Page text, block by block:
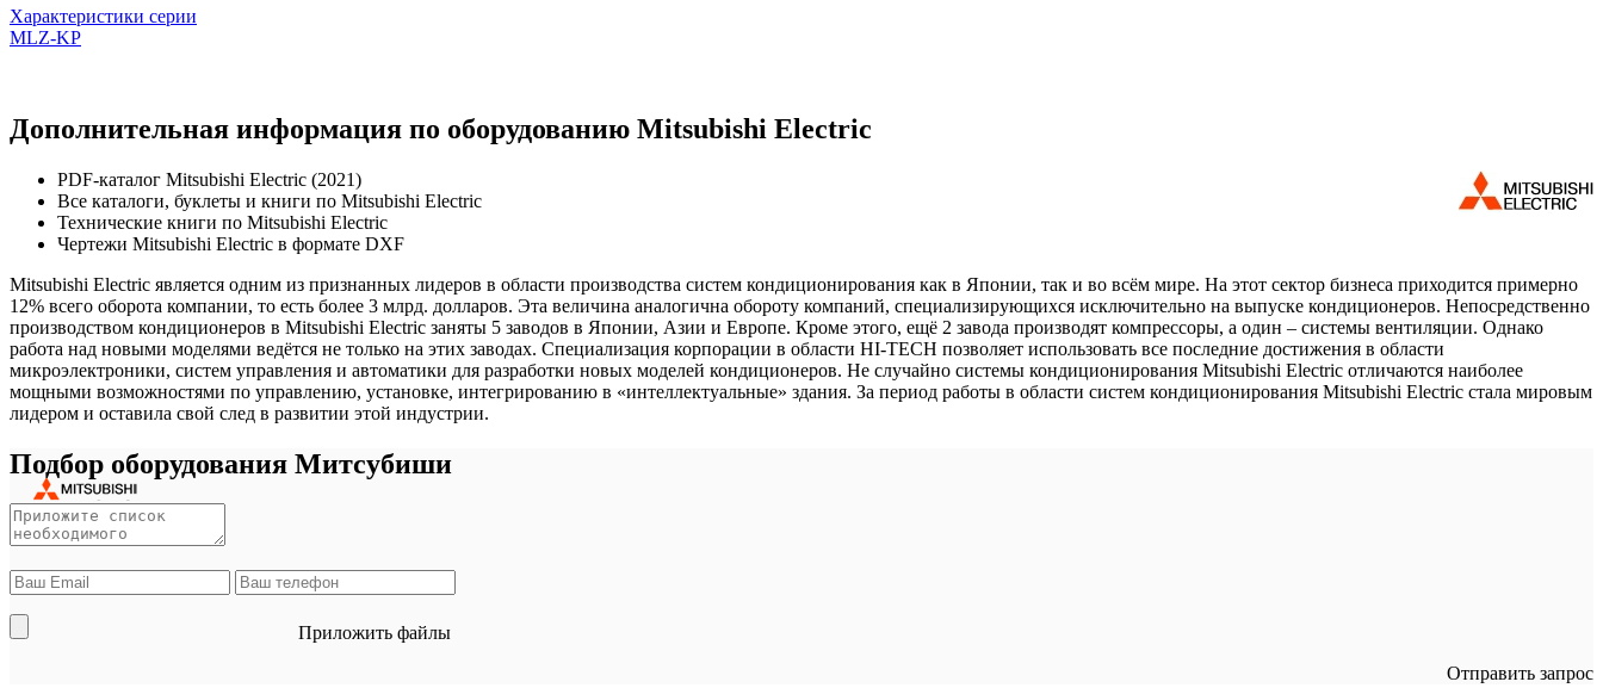
Характеристики серии
MLZ-KP
Дополнительная информация по оборудованию Mitsubishi Electric
PDF-каталог Mitsubishi Electric (2021)
Все каталоги, буклеты и книги по Mitsubishi Electric
Технические книги по Mitsubishi Electric
Чертежи Mitsubishi Electric в формате DXF
Mitsubishi Electric является одним из признанных лидеров в области производства систем кондиционирования как в Японии, так и во всём мире. На этот сектор бизнеса приходится примерно
12% всего оборота компании, то есть более 3 млрд. долларов. Эта величина аналогична обороту компаний, специализирующихся исключительно на выпуске кондиционеров. Непосредственно
производством кондиционеров в Mitsubishi Electric заняты 5 заводов в Японии, Азии и Европе. Кроме этого, ещё 2 завода производят компрессоры, а один – системы вентиляции. Однако
работа над новыми моделями ведётся не только на этих заводах. Специализация корпорации в области HI-TECH позволяет использовать все последние достижения в области
микроэлектроники, систем управления и автоматики для разработки новых моделей кондиционеров. Не случайно системы кондиционирования Mitsubishi Electric отличаются наиболее
мощными возможностями по управлению, установке, интегрированию в «интеллектуальные» здания. За период работы в области систем кондиционирования Mitsubishi Electric стала мировым
лидером и оставила свой след в развитии этой индустрии.
Подбор оборудования Митсубиши
Приложить файлы
Отправить запрос